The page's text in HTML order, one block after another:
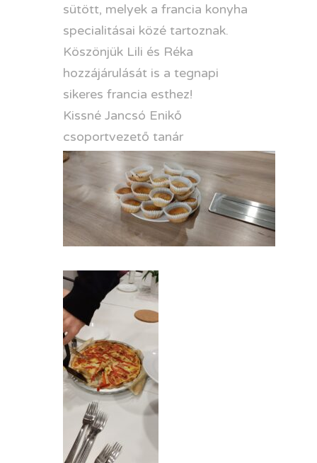
sütött, melyek a francia konyha
specialitásai közé tartoznak.
Köszönjük Lili és Réka
hozzájárulását is a tegnapi
sikeres francia esthez!
Kissné Jancsó Enikő
csoportvezető tanár